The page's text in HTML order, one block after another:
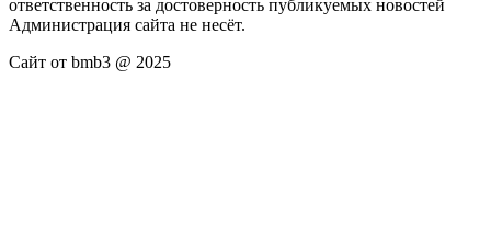
ответственность за достоверность публикуемых новостей
Администрация сайта не несёт.
Сайт от bmb3 @ 2025